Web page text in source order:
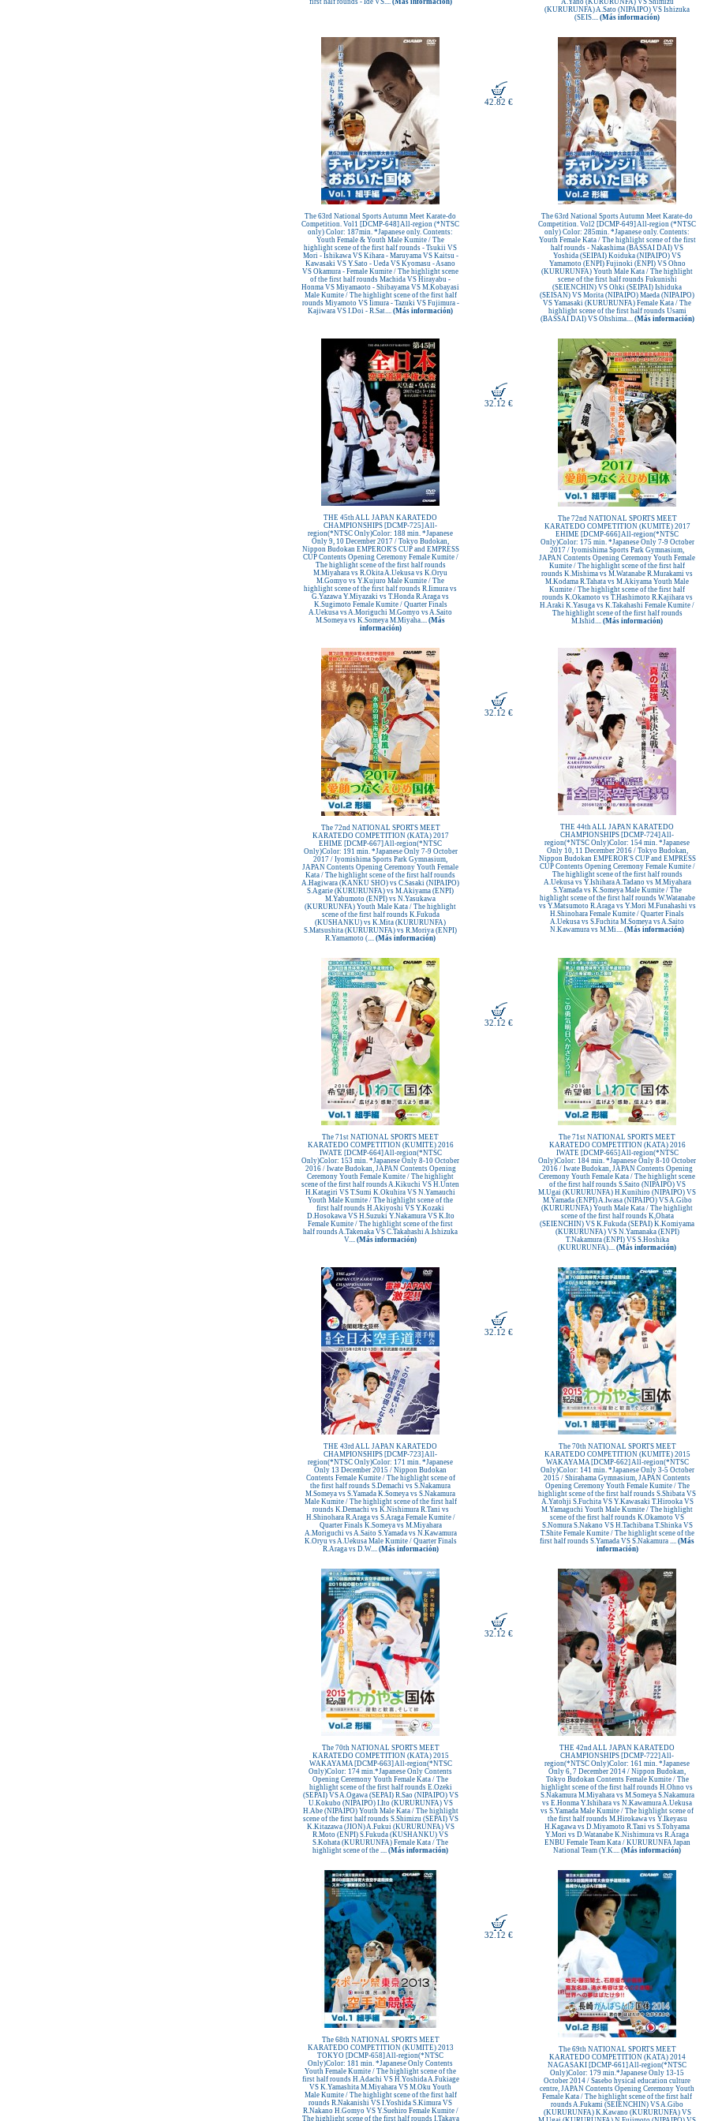
first half rounds - Ide VS.... (Más información)
A.Yano (KURURUNFA) VS Shimizu
(KURURUNFA) A.Sato (NIPAIPO) VS Ishizuka
(SEIS.... (Más información)
The 63rd National Sports Autumn Meet Karate-do
Competition. Vol1 [DCMP-648] All-region (*NTSC
only) Color: 187min. *Japanese only. Contents:
Youth Female & Youth Male Kumite / The
highlight scene of the first half rounds - Tsukii VS
Mori - Ishikawa VS Kihara - Maruyama VS Kaitsu -
Kawasaki VS Y.Sato - Ueda VS Kyomasu - Asano
VS Okamura - Female Kumite / The highlight scene
of the first half rounds Machida VS Hirayabu -
Honma VS Miyamaoto - Shibayama VS M.Kobayasi
Male Kumite / The highlight scene of the first half
rounds Miyamoto VS Iimura - Tazuki VS Fujimura -
Kajiwara VS I.Doi - R.Sat.... (Más información)
42.82 €
The 63rd National Sports Autumn Meet Karate-do
Competition. Vol2 [DCMP-649] All-region (*NTSC
only) Color: 285min. *Japanese only. Contents:
Youth Female Kata / The highlight scene of the first
half rounds - Nakashima (BASSAI DAI) VS
Yoshida (SEIPAI) Koiduka (NIPAIPO) VS
Yamamoto (ENPI) Fujinoki (ENPI) VS Ohno
(KURURUNFA) Youth Male Kata / The highlight
scene of the first half rounds Fukunishi
(SEIENCHIN) VS Ohki (SEIPAI) Ishiduka
(SEISAN) VS Morita (NIPAIPO) Maeda (NIPAIPO)
VS Yamasaki (KURURUNFA) Female Kata / The
highlight scene of the first half rounds Usami
(BASSAI DAI) VS Ohshima.... (Más información)
THE 45th ALL JAPAN KARATEDO
CHAMPIONSHIPS [DCMP-725] All-
region(*NTSC Only)Color: 188 min. *Japanese
Only 9, 10 December 2017 / Tokyo Budokan,
Nippon Budokan EMPEROR'S CUP and EMPRESS
CUP Contents Opening Ceremony Female Kumite /
The highlight scene of the first half rounds
M.Miyahara vs R.Okita A.Uekusa vs K.Oryu
M.Gomyo vs Y.Kujuro Male Kumite / The
highlight scene of the first half rounds R.Iimura vs
G.Yazawa Y.Miyazaki vs T.Honda R.Araga vs
K.Sugimoto Female Kumite / Quarter Finals
A.Uekusa vs A.Moriguchi M.Gomyo vs A.Saito
M.Someya vs K.Someya M.Miyaha.... (Más
información)
32.12 €
The 72nd NATIONAL SPORTS MEET
KARATEDO COMPETITION (KUMITE) 2017
EHIME [DCMP-666] All-region(*NTSC
Only)Color: 175 min. *Japanese Only 7-9 October
2017 / Iyomishima Sports Park Gymnasium,
JAPAN Contents Opening Ceremony Youth Female
Kumite / The highlight scene of the first half
rounds K.Mishima vs M.Watanabe R.Murakami vs
M.Kodama R.Tahata vs M.Akiyama Youth Male
Kumite / The highlight scene of the first half
rounds K.Okamoto vs T.Hashimoto R.Kajihara vs
H.Araki K.Yasuga vs K.Takahashi Female Kumite /
The highlight scene of the first half rounds
M.Ishid.... (Más información)
The 72nd NATIONAL SPORTS MEET
KARATEDO COMPETITION (KATA) 2017
EHIME [DCMP-667] All-region(*NTSC
Only)Color: 191 min. *Japanese Only 7-9 October
2017 / Iyomishima Sports Park Gymnasium,
JAPAN Contents Opening Ceremony Youth Female
Kata / The highlight scene of the first half rounds
A.Hagiwara (KANKU SHO) vs C.Sasaki (NIPAIPO)
S.Agarie (KURURUNFA) vs M.Akiyama (ENPI)
M.Yabumoto (ENPI) vs N.Yasukawa
(KURURUNFA) Youth Male Kata / The highlight
scene of the first half rounds K.Fukuda
(KUSHANKU) vs K.Mita (KURURUNFA)
S.Matsushita (KURURUNFA) vs R.Moriya (ENPI)
R.Yamamoto (.... (Más información)
32.12 €
THE 44th ALL JAPAN KARATEDO
CHAMPIONSHIPS [DCMP-724] All-
region(*NTSC Only)Color: 154 min. *Japanese
Only 10, 11 December 2016 / Tokyo Budokan,
Nippon Budokan EMPEROR'S CUP and EMPRESS
CUP Contents Opening Ceremony Female Kumite /
The highlight scene of the first half rounds
A.Uekusa vs Y.Ishihara A.Tadano vs M.Miyahara
S.Yamada vs K.Someya Male Kumite / The
highlight scene of the first half rounds W.Watanabe
vs Y.Matsumoto R.Araga vs Y.Mori M.Funahashi vs
H.Shinohara Female Kumite / Quarter Finals
A.Uekusa vs S.Fuchita M.Someya vs A.Saito
N.Kawamura vs M.Mi.... (Más información)
The 71st NATIONAL SPORTS MEET
KARATEDO COMPETITION (KUMITE) 2016
IWATE [DCMP-664] All-region(*NTSC
Only)Color: 153 min. *Japanese Only 8-10 October
2016 / Iwate Budokan, JAPAN Contents Opening
Ceremony Youth Female Kumite / The highlight
scene of the first half rounds A.Kikuchi VS H.Unten
H.Katagiri VS T.Sumi K.Okuhira VS N.Yamauchi
Youth Male Kumite / The highlight scene of the
first half rounds H.Akiyoshi VS Y.Kozaki
D.Hosokawa VS H.Suzuki Y.Nakamura VS K.Ito
Female Kumite / The highlight scene of the first
half rounds A.Takenaka VS C.Takahashi A.Ishizuka
V.... (Más información)
32.12 €
The 71st NATIONAL SPORTS MEET
KARATEDO COMPETITION (KATA) 2016
IWATE [DCMP-665] All-region(*NTSC
Only)Color: 184 min. *Japanese Only 8-10 October
2016 / Iwate Budokan, JAPAN Contents Opening
Ceremony Youth Female Kata / The highlight scene
of the first half rounds S.Saito (NIPAIPO) VS
M.Ugai (KURURUNFA) H.Kunihiro (NIPAIPO) VS
M.Yamada (ENPI) A.Iwasa (NIPAIPO) VS A.Gibo
(KURURUNFA) Youth Male Kata / The highlight
scene of the first half rounds K,Ohata
(SEIENCHIN) VS K.Fukuda (SEPAI) K.Komiyama
(KURURUNFA) VS N.Yamanaka (ENPI)
T.Nakamura (ENPI) VS S.Hoshika
(KURURUNFA).... (Más información)
THE 43rd ALL JAPAN KARATEDO
CHAMPIONSHIPS [DCMP-723] All-
region(*NTSC Only)Color: 171 min. *Japanese
Only 13 December 2015 / Nippon Budokan
Contents Female Kumite / The highlight scene of
the first half rounds S.Demachi vs S.Nakamura
M.Someya vs S.Yamada K.Someya vs S.Nakamura
Male Kumite / The highlight scene of the first half
rounds K.Demachi vs K.Nishimura R.Tani vs
H.Shinohara R.Araga vs S.Araga Female Kumite /
Quarter Finals K.Someya vs M.Miyahara
A.Moriguchi vs A.Saito S.Yamada vs N.Kawamura
K.Oryu vs A.Uekusa Male Kumite / Quarter Finals
R.Araga vs D.W.... (Más información)
32.12 €
The 70th NATIONAL SPORTS MEET
KARATEDO COMPETITION (KUMITE) 2015
WAKAYAMA [DCMP-662] All-region(*NTSC
Only)Color: 141 min. *Japanese Only 3-5 October
2015 / Shirahama Gymnasium, JAPAN Contents
Opening Ceremony Youth Female Kumite / The
highlight scene of the first half rounds S.Shibata VS
A.Yatohji S.Fuchita VS Y.Kawasaki T.Hirooka VS
M.Yamaguchi Youth Male Kumite / The highlight
scene of the first half rounds K.Okamoto VS
S.Nomura S.Nakano VS H.Tachibana T.Shinka VS
T.Shite Female Kumite / The highlight scene of the
first half rounds S.Yamada VS S.Nakamura .... (Más
información)
The 70th NATIONAL SPORTS MEET
KARATEDO COMPETITION (KATA) 2015
WAKAYAMA [DCMP-663] All-region(*NTSC
Only)Color: 174 min.*Japanese Only Contents
Opening Ceremony Youth Female Kata / The
highlight scene of the first half rounds E.Ozeki
(SEPAI) VS A.Ogawa (SEPAI) R.Sao (NIPAIPO) VS
U.Kokubo (NIPAIPO) I.Ito (KURURUNFA) VS
H.Abe (NIPAIPO) Youth Male Kata / The highlight
scene of the first half rounds S.Shimizu (SEPAI) VS
K.Kitazawa (JION) A.Fukui (KURURUNFA) VS
R.Moto (ENPI) S.Fukuda (KUSHANKU) VS
S.Kohata (KURURUNFA) Female Kata / The
highlight scene of the .... (Más información)
32.12 €
THE 42nd ALL JAPAN KARATEDO
CHAMPIONSHIPS [DCMP-722] All-
region(*NTSC Only)Color: 161 min. *Japanese
Only 6, 7 December 2014 / Nippon Budokan,
Tokyo Budokan Contents Female Kumite / The
highlight scene of the first half rounds H.Ohno vs
S.Nakamura M.Miyahara vs M.Someya S.Nakamura
vs E.Honma Y.Ishihara vs N.Kawamura A.Uekusa
vs S.Yamada Male Kumite / The highlight scene of
the first half rounds M.Hirokawa vs Y.Ikeyasu
H.Kagawa vs D.Miyamoto R.Tani vs S.Tohyama
Y.Mori vs D.Watanabe K.Nishimura vs R.Araga
ENBU Female Team Kata / KURURUNFA Japan
National Team (Y.K.... (Más información)
The 68th NATIONAL SPORTS MEET
KARATEDO COMPETITION (KUMITE) 2013
TOKYO [DCMP-658] All-region(*NTSC
Only)Color: 181 min. *Japanese Only Contents
Youth Female Kumite / The highlight scene of the
first half rounds H.Adachi VS H.Yoshida A.Fukiage
VS K.Yamashita M.Miyahara VS M.Oku Youth
Male Kumite / The highlight scene of the first half
rounds R.Nakanishi VS I.Yoshida S.Kimura VS
R.Nakano H.Gomyo VS Y.Suehiro Female Kumite /
The highlight scene of the first half rounds I.Takaya
32.12 €
The 69th NATIONAL SPORTS MEET
KARATEDO COMPETITION (KATA) 2014
NAGASAKI [DCMP-661] All-region(*NTSC
Only)Color: 179 min.*Japanese Only 13-15
October 2014 / Sasebo hysical education culture
centre, JAPAN Contents Opening Ceremony Youth
Female Kata / The highlight scene of the first half
rounds A.Fukami (SEIENCHIN) VS A.Gibo
(KURURUNFA) K.Kawano (KURURUNFA) VS